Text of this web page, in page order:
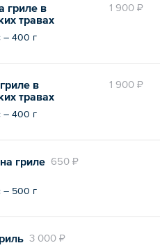
1 900 ₽
гриле в
травах
400 г
1 900 ₽
в
травах
400 г
650 ₽
гриле
500 г
3 000 ₽